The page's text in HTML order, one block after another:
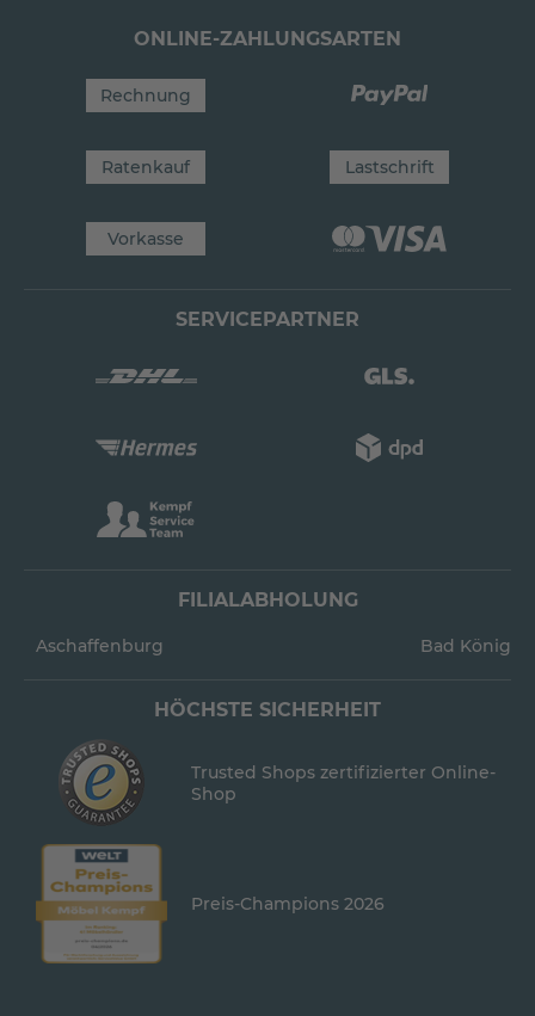
ONLINE-ZAHLUNGSARTEN
Rechnung
Ratenkauf Lastschrift
Vorkasse
SERVICEPARTNER
FILIALABHOLUNG
Aschaffenburg Bad König
HÖCHSTE SICHERHEIT
Trusted Shops zertifizierter Online-
Shop
Preis-Champions 2026